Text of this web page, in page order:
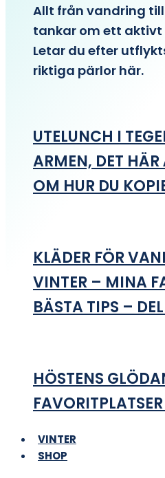
Allt från vandring
tankar om ett
Letar du efter
riktiga pärlor här.
UTELUNCH I
ARMEN, DET
OM HUR DU
KLÄDER FÖR
VINTER – MINA
BÄSTA TIPS – DEL
HÖSTENS
VINTER
SHOP